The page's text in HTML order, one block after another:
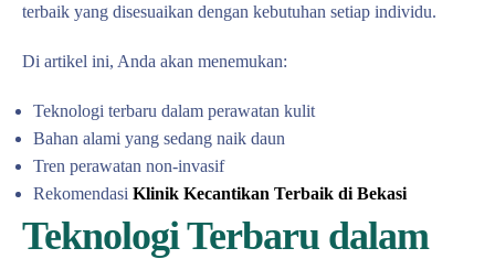
terbaik yang disesuaikan dengan kebutuhan setiap individu.
Di artikel ini, Anda akan menemukan:
Teknologi terbaru dalam perawatan kulit
Bahan alami yang sedang naik daun
Tren perawatan non-invasif
Rekomendasi Klinik Kecantikan Terbaik di Bekasi
Teknologi Terbaru dalam